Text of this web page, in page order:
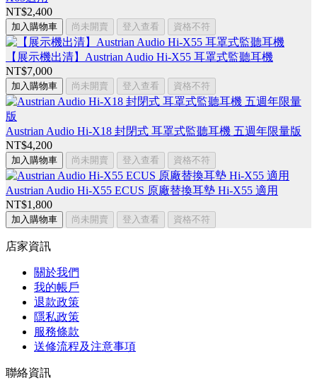
NT$2,400
加入購物車 尚未開賣 登入查看 資格不符
【展示機出清】Austrian Audio Hi-X55 耳罩式監聽耳機
NT$7,000
加入購物車 尚未開賣 登入查看 資格不符
Austrian Audio Hi-X18 封閉式 耳罩式監聽耳機 五週年限量版
NT$4,200
加入購物車 尚未開賣 登入查看 資格不符
Austrian Audio Hi-X55 ECUS 原廠替換耳墊 Hi-X55 適用
NT$1,800
加入購物車 尚未開賣 登入查看 資格不符
店家資訊
關於我們
我的帳戶
退款政策
隱私政策
服務條款
送修流程及注意事項
聯絡資訊